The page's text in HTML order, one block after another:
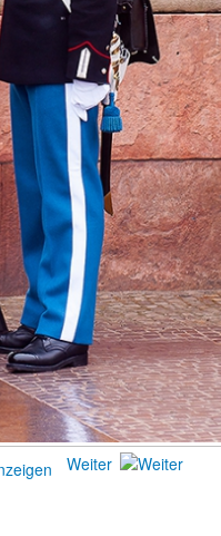
Weiter